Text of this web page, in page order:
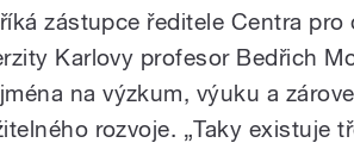
zástupce ředitele Centra
Karlovy profesor Bedřich
na výzkum, výuku a
rozvoje. „Taky existuje